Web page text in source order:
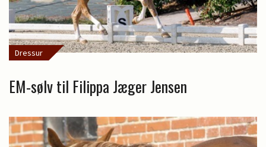
Dressur
EM-sølv til Filippa Jæger Jensen